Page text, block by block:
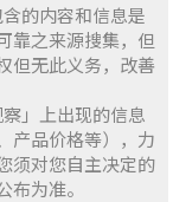
的内容和信息是
靠之来源搜集，但
但无此义务，改善
」上出现的信息
产品价格等），力
须对您自主决定的
为准。